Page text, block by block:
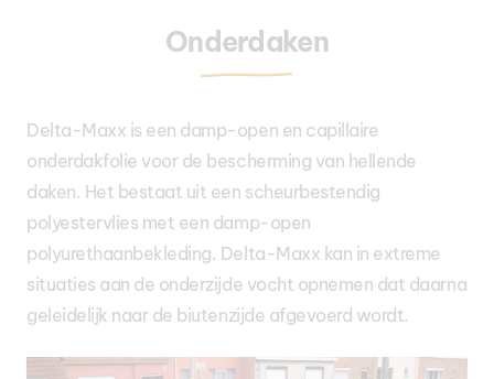
Onderdaken
Delta-Maxx is een damp-open en capillaire
onderdakfolie voor de bescherming van hellende
daken. Het bestaat uit een scheurbestendig
polyestervlies met een damp-open
polyurethaanbekleding. Delta-Maxx kan in extreme
situaties aan de onderzijde vocht opnemen dat daarna
geleidelijk naar de biutenzijde afgevoerd wordt.